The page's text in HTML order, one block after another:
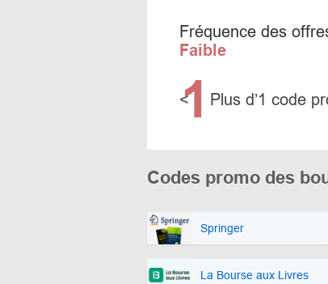
Fréquence des
Faible
<
1 Plus d’1 code
Codes promo des
Springer
La Bourse aux Livres